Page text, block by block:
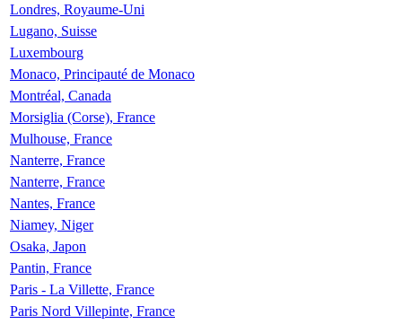
Londres, Royaume-Uni
Lugano, Suisse
Luxembourg
Monaco, Principauté de Monaco
Montréal, Canada
Morsiglia (Corse), France
Mulhouse, France
Nanterre, France
Nanterre, France
Nantes, France
Niamey, Niger
Osaka, Japon
Pantin, France
Paris - La Villette, France
Paris Nord Villepinte, France